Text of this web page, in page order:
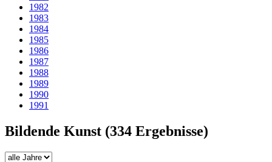
1982
1983
1984
1985
1986
1987
1988
1989
1990
1991
Bildende Kunst (334 Ergebnisse)